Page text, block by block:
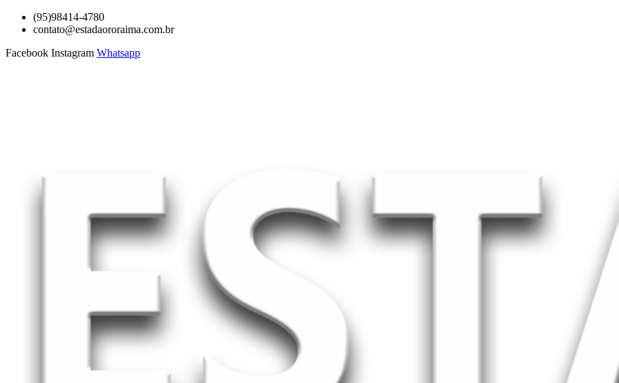
para
conteúdo
(95)98414-4780
contato@estadaororaima.com.br
Facebook Instagram Whatsapp